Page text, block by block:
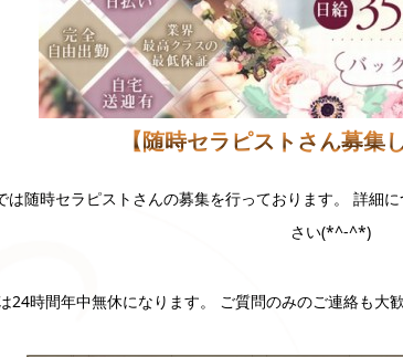
【随時セラピストさん募集
は随時セラピストさんの募集を行っております。 詳細
さい(*^-^*)
24時間年中無休になります。 ご質問のみのご連絡も大